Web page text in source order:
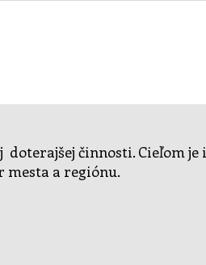
činnosti. Cieľom
a regiónu.